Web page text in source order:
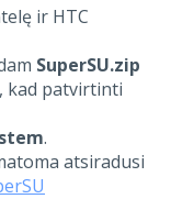
ir HTC
SuperSU.zip
, kad patvirtinti
.
atsiradusi